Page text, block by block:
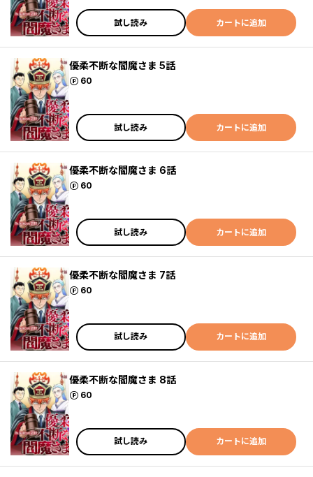
試し読み カートに追加
優柔不断な閻魔さま 5話
60
ポイント
試し読み カートに追加
優柔不断な閻魔さま 6話
60
ポイント
試し読み カートに追加
優柔不断な閻魔さま 7話
60
ポイント
試し読み カートに追加
優柔不断な閻魔さま 8話
60
ポイント
試し読み カートに追加